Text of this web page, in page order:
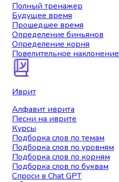
Полный тренажер
Будущее время
Прошедшее время
Определение биньянов
Определение корня
Повелительное наклонение
Иврит
Алфавит иврита
Песни на иврите
Курсы
Подборка слов по темам
Подборка слов по уровням
Подборка слов по корням
Подборка слов по буквам
Спроси в Chat GPT